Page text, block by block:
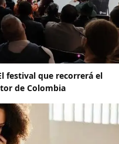
festival que recorrerá el
de Colombia